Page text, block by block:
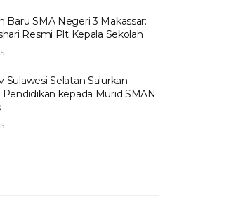
Baru SMA Negeri 3 Makassar:
Resmi Plt Kepala Sekolah
Sulawesi Selatan Salurkan
kepada Murid SMAN